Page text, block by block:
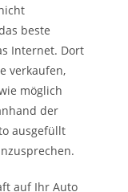
beste
Internet. Dort
verkaufen,
möglich
der
ausgefüllt
auf Ihr Auto